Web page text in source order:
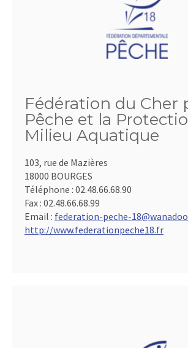
Fédération du Cher
Pêche et la
Milieu Aquatique
103, rue de Mazières
18000 BOURGES
Téléphone : 02.48.66.68.90
Fax : 02.48.66.68.99
Email : federation-peche-
http://www.federationpeche18.fr